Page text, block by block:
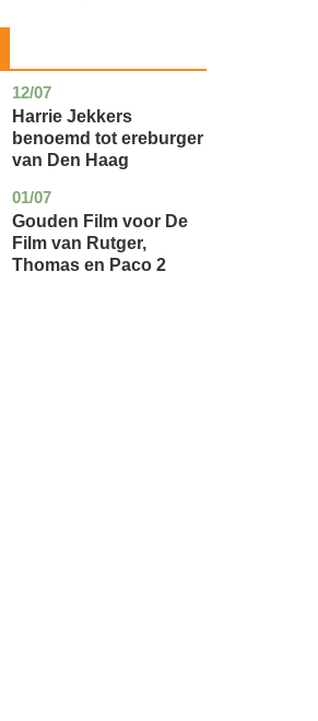
12/07
zuid-
holland
glossy
Harrie Jekkers
benoemd tot ereburger
van Den Haag
01/07
utrecht
glossy
Gouden Film voor De
Film van Rutger,
Thomas en Paco 2